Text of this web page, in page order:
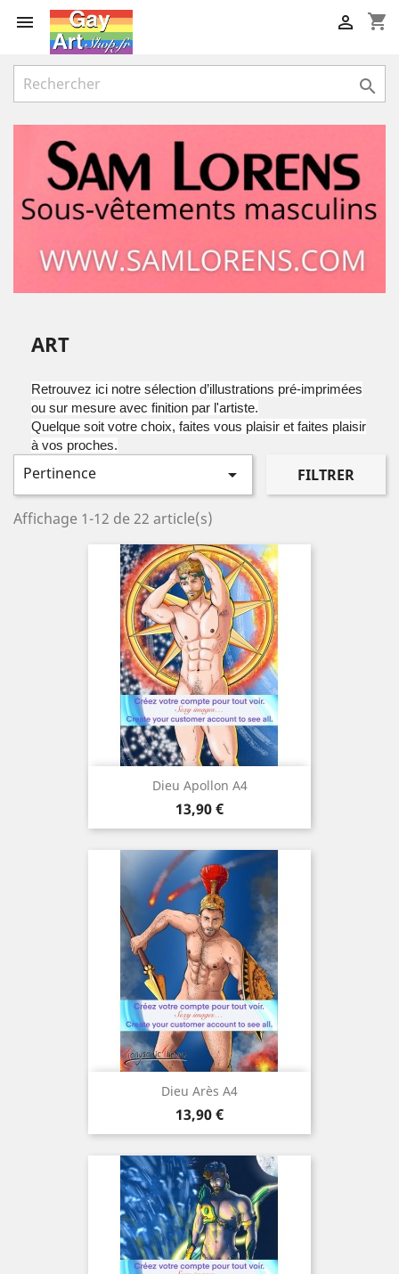
 shopping_cart


ART
Retrouvez ici notre sélection d’illustrations pré-imprimées
ou sur mesure avec finition par l'artiste.
Quelque soit votre choix, faites vous plaisir et faites plaisir
à vos proches.
Pertinence  FILTRER
Affichage 1-12 de 22 article(s)
Dieu Apollon A4
Prix
13,90 €
Dieu Arès A4
Prix
13,90 €